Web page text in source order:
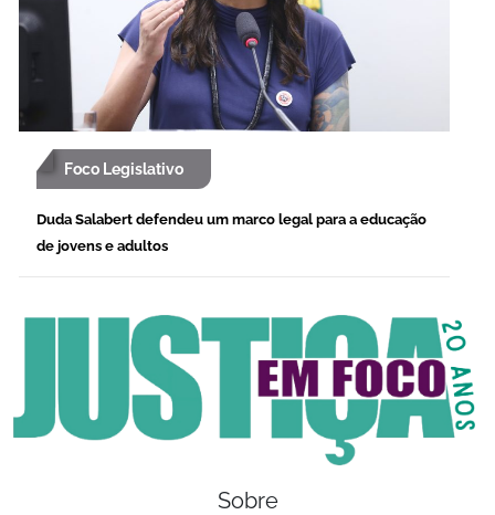
Foco Legislativo
Duda Salabert defendeu um marco legal para a educação
de jovens e adultos
Sobre